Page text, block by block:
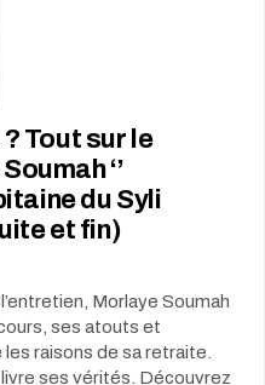
Tout sur le
‘’
du Syli
et fin)
Morlaye Soumah
ses atouts et
raisons de sa retraite.
ses vérités. Découvrez